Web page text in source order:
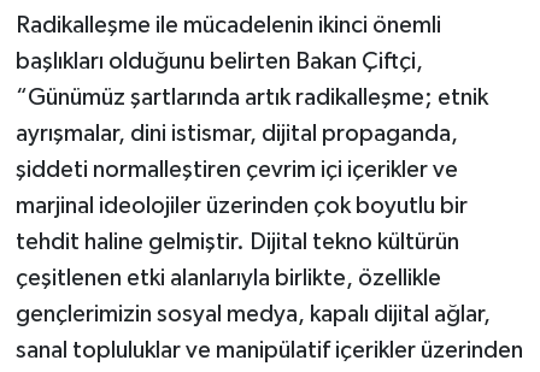
Radikalleşme ile mücadelenin ikinci önemli
başlıkları olduğunu belirten Bakan Çiftçi,
“Günümüz şartlarında artık radikalleşme; etnik
ayrışmalar, dini istismar, dijital propaganda,
şiddeti normalleştiren çevrim içi içerikler ve
marjinal ideolojiler üzerinden çok boyutlu bir
tehdit haline gelmiştir. Dijital tekno kültürün
çeşitlenen etki alanlarıyla birlikte, özellikle
gençlerimizin sosyal medya, kapalı dijital ağlar,
sanal topluluklar ve manipülatif içerikler üzerinden